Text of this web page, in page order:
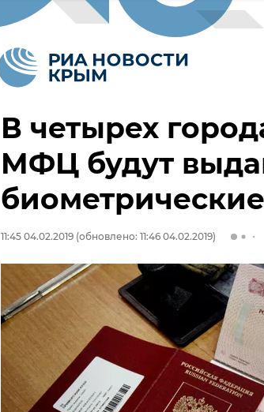
В четырех
МФЦ будут
11:45 04.02.2019 (обновлено: 11:46 04.02.2019)